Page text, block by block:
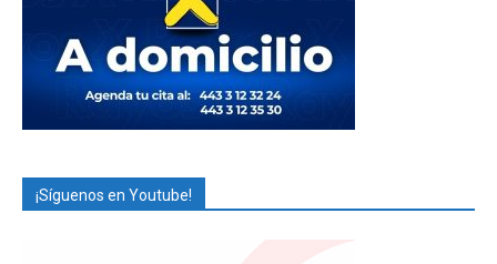
¡Síguenos en Youtube!